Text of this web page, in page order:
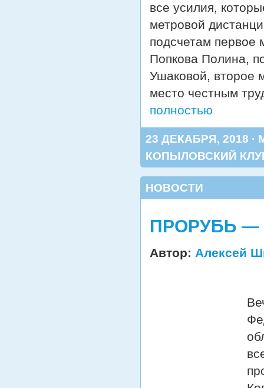
все усилия,
метровой
подсчетам первое
Попкова Полина,
Ушаковой, второе
место честным
полностью
23 ДЕКАБРЯ, 2018 ·
КОПЫЛОВСКИЙ
НОВОСТИ
ПРОРУБЬ —
Автор: Алексей